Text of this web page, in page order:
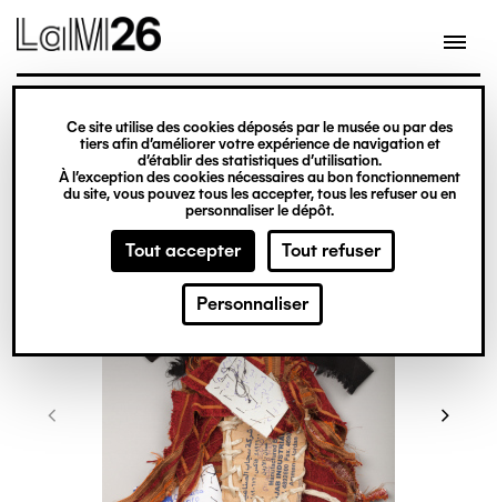
Gestion des cookies
Ce site utilise des cookies déposés par le musée ou par des
tiers afin d’améliorer votre expérience de navigation et
d’établir des statistiques d’utilisation.
À l’exception des cookies nécessaires au bon fonctionnement
du site, vous pouvez tous les accepter, tous les refuser ou en
personnaliser le dépôt.
Tout accepter Tout refuser
Personnaliser
contenu